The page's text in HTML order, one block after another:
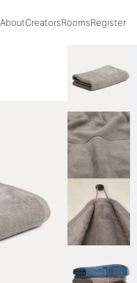
AboutCreatorsRoomsRegister